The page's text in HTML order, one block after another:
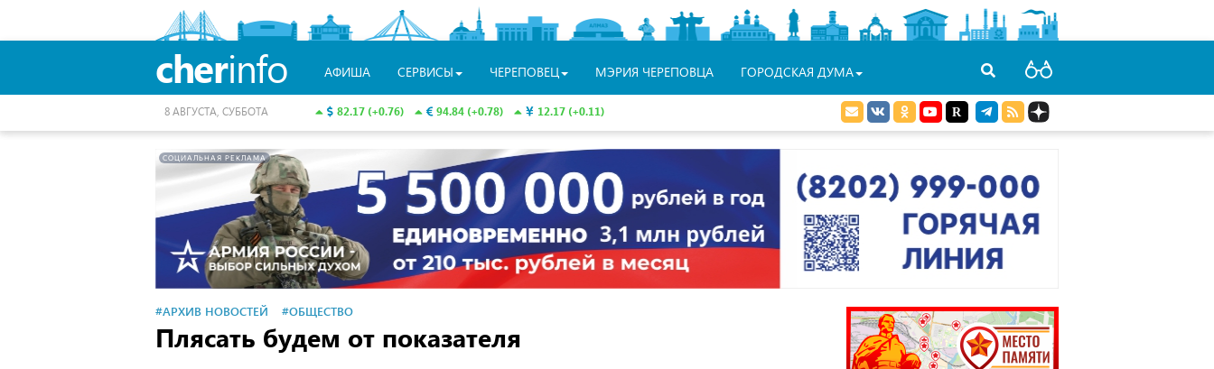
cherinfo АФИША СЕРВИСЫ ЧЕРЕПОВЕЦ МЭРИЯ ЧЕРЕПОВЦА ГОРОДСКАЯ ДУМА
82.17 (+0.76) 94.84 (+0.78) 12.17 (+0.11)
8 АВГУСТА, СУББОТА
СОЦИАЛЬНАЯ РЕКЛАМА
#АРХИВ НОВОСТЕЙ #ОБЩЕСТВО
Плясать будем от показателя